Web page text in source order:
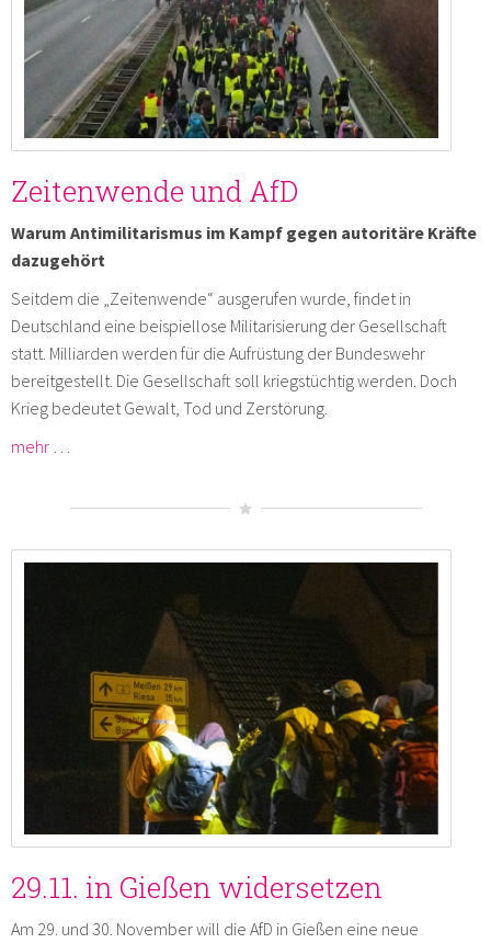
Zeitenwende und AfD
Warum Antimilitarismus im Kampf gegen autoritäre Kräfte
dazugehört
Seitdem die „Zeitenwende“ ausgerufen wurde, findet in
Deutschland eine beispiellose Militarisierung der Gesellschaft
statt. Milliarden werden für die Aufrüstung der Bundeswehr
bereitgestellt. Die Gesellschaft soll kriegstüchtig werden. Doch
Krieg bedeutet Gewalt, Tod und Zerstörung.
mehr …
29.11. in Gießen widersetzen
Am 29. und 30. November will die AfD in Gießen eine neue